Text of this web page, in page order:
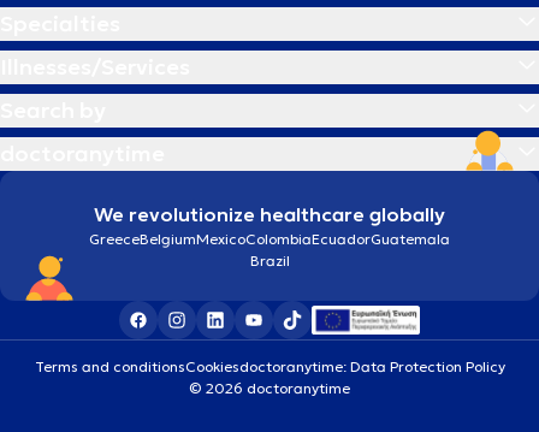
We revolutionize healthcare globally
GreeceBelgiumMexicoColombiaEcuadorGuatemala
Brazil
Terms and conditionsCookiesdoctoranytime: Data Protection Policy
© 2026 doctoranytime